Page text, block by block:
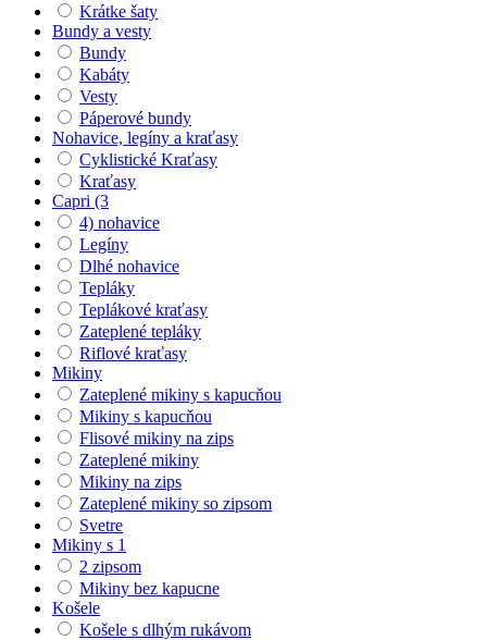
Krátke šaty
Bundy a vesty
Bundy
Kabáty
Vesty
Páperové bundy
Nohavice, legíny a kraťasy
Cyklistické Kraťasy
Kraťasy
Capri (3
4) nohavice
Legíny
Dlhé nohavice
Tepláky
Teplákové kraťasy
Zateplené tepláky
Riflové kraťasy
Mikiny
Zateplené mikiny s kapucňou
Mikiny s kapucňou
Flisové mikiny na zips
Zateplené mikiny
Mikiny na zips
Zateplené mikiny so zipsom
Svetre
Mikiny s 1
2 zipsom
Mikiny bez kapucne
Košele
Košele s dlhým rukávom